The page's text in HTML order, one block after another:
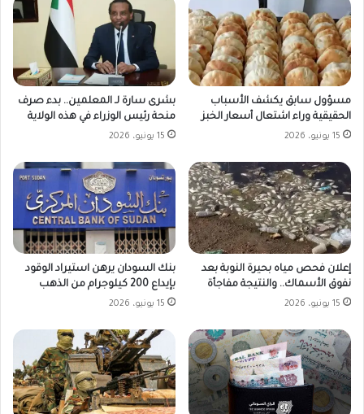
مسؤول سابق يكشف الأسباب
الحقيقية وراء اشتعال أسعار الخبز
15 يونيو، 2026
بشرى سارة لـ المعلمين.. بدء صرف
منحة رئيس الوزراء في هذه الولاية
15 يونيو، 2026
إعلان فحص مياه بحيرة النوبة بعد
نفوق الأسماك.. والنتيجة مفاجأة
15 يونيو، 2026
بنك السودان يرهن استيراد الوقود
بإيداع 200 كيلوجرام من الذهب
15 يونيو، 2026